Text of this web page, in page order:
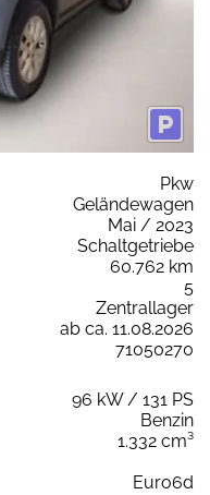
Pkw
Geländewagen
Mai / 2023
Schaltgetriebe
60.762 km
5
Zentrallager
ab ca. 11.08.2026
71050270
96 kW / 131 PS
Benzin
1.332 cm³
Euro6d